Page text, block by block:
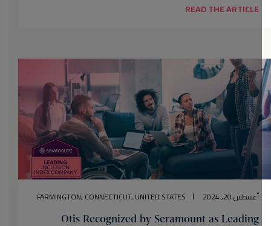
READ THE ARTICLE
أغسطس 20, 2024 FARMINGTON, CONNECTICUT, UNITED STATES
Otis Recognized by Seramount as Leading